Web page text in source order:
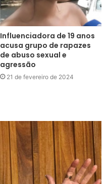
Influenciadora de 19 anos
acusa grupo de rapazes
de abuso sexual e
agressão
21 de fevereiro de 2024